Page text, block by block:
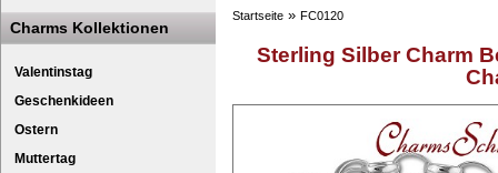
Charms Start-Angebote
Charms Komplett-Angebote
Silberschmuck & mehr
Charms - Kinder & Jugendlich
Charms Kollektionen
Valentinstag
Geschenkideen
Ostern
Muttertag
Startseite » FC0120
Sterling Silber Charm